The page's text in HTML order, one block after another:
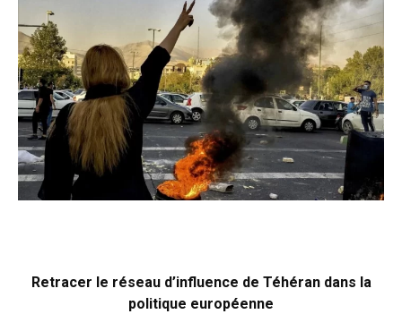
Retracer le réseau d’influence de Téhéran dans la
politique européenne